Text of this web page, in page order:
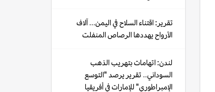
تقرير: اقتناء السلاح في اليمن... آلاف
الأرواح يهددها الرصاص المنفلت
لندن: اتهامات بتهريب الذهب
السوداني.. تقرير يرصد "التوسع
الإمبراطوري" للإمارات في أفريقيا